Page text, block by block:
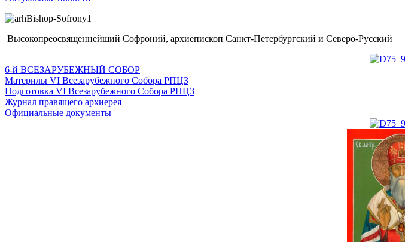
Высокопреосвященнейший Софроний, архиепископ Санкт-Петербургский и Северо-Русский
6-й ВСЕЗАРУБЕЖНЫЙ СОБОР
Материлы VI Всезарубежного Собора РПЦЗ
Подготовка VI Всезарубежного Собора РПЦЗ
Журнал правящего архиерея
Официальные документы